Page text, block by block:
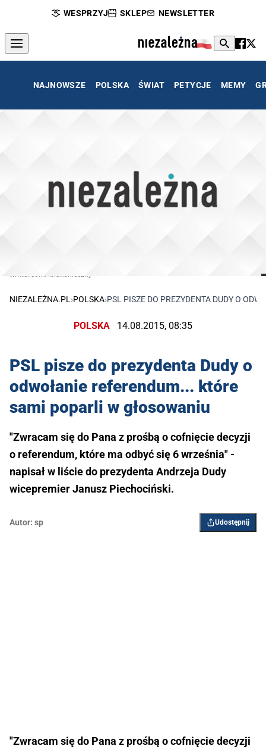
WESPRZYJ SKLEP NEWSLETTER
NAJNOWSZE POLSKA ŚWIAT PETYCJE MEMY
NIEZALEŻNA.PL ›POLSKA›PSL PISZE DO PREZYDENTA DUDY O
POLSKA 14.08.2015, 08:35
PSL pisze do prezydenta Dudy o
odwołanie referendum... które
sami poparli w głosowaniu
"Zwracam się do Pana z prośbą o cofnięcie decyzji
o referendum, które ma odbyć się 6 września" -
napisał w liście do prezydenta Andrzeja Dudy
wicepremier Janusz Piechociński.
Autor: sp Udostępnij
"Zwracam się do Pana z prośbą o cofnięcie decyzji